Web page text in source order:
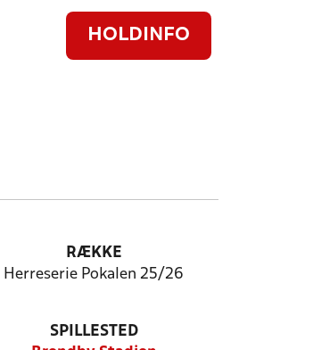
HOLDINFO
RÆKKE
Herreserie Pokalen 25/26
SPILLESTED